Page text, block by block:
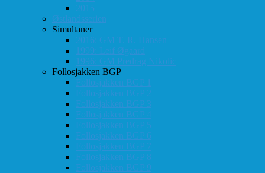
2015
Østlandsserien
Simultaner
2016: GM T. R. Hansen
1999: Leif Øgaard
1996: GM Predrag Nikolic
Follosjakken BGP
Follosjakken BGP 1
Follosjakken BGP 2
Follosjakken BGP 3
Follosjakken BGP 4
Follosjakken BGP 5
Follosjakken BGP 6
Follosjakken BGP 7
Follosjakken BGP 8
Follosjakken BGP 9